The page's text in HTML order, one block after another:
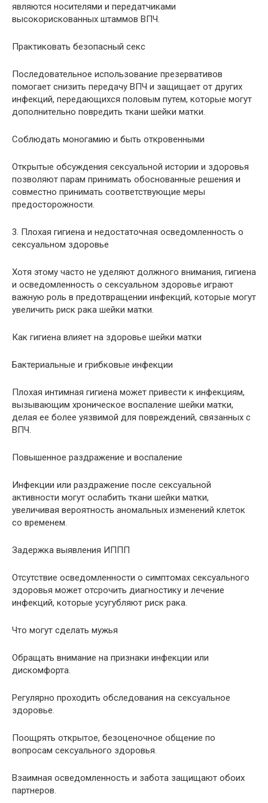
являются носителями и передатчиками
высокорискованных штаммов ВПЧ.
Практиковать безопасный секс
Последовательное использование презервативов
помогает снизить передачу ВПЧ и защищает от других
инфекций, передающихся половым путем, которые могут
дополнительно повредить ткани шейки матки.
Соблюдать моногамию и быть откровенными
Открытые обсуждения сексуальной истории и здоровья
позволяют парам принимать обоснованные решения и
совместно принимать соответствующие меры
предосторожности.
3. Плохая гигиена и недостаточная осведомленность о
сексуальном здоровье
Хотя этому часто не уделяют должного внимания, гигиена
и осведомленность о сексуальном здоровье играют
важную роль в предотвращении инфекций, которые могут
увеличить риск рака шейки матки.
Как гигиена влияет на здоровье шейки матки
Бактериальные и грибковые инфекции
Плохая интимная гигиена может привести к инфекциям,
вызывающим хроническое воспаление шейки матки,
делая ее более уязвимой для повреждений, связанных с
ВПЧ.
Повышенное раздражение и воспаление
Инфекции или раздражение после сексуальной
активности могут ослабить ткани шейки матки,
увеличивая вероятность аномальных изменений клеток
со временем.
Задержка выявления ИППП
Отсутствие осведомленности о симптомах сексуального
здоровья может отсрочить диагностику и лечение
инфекций, которые усугубляют риск рака.
Что могут сделать мужья
Обращать внимание на признаки инфекции или
дискомфорта.
Регулярно проходить обследования на сексуальное
здоровье.
Поощрять открытое, безоценочное общение по
вопросам сексуального здоровья.
Взаимная осведомленность и забота защищают обоих
партнеров.